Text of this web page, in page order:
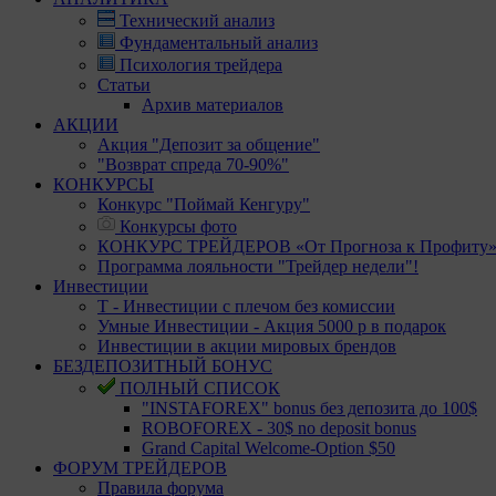
Технический анализ
Фундаментальный анализ
Психология трейдера
Статьи
Архив материалов
АКЦИИ
Акция "Депозит за общение"
"Возврат спреда 70-90%"
КОНКУРСЫ
Конкурс "Поймай Кенгуру"
Конкурсы фото
КОНКУРС ТРЕЙДЕРОВ «От Прогноза к Профиту»
Программа лояльности "Трейдер недели"!
Инвестиции
Т - Инвестиции с плечом без комиссии
Умные Инвестиции - Акция 5000 р в подарок
Инвестиции в акции мировых брендов
БЕЗДЕПОЗИТНЫЙ БОНУС
ПОЛНЫЙ СПИСОК
"INSTAFOREX" bonus без депозита до 100$
ROBOFOREX - 30$ no deposit bonus
Grand Capital Welcome-Option $50
ФОРУМ ТРЕЙДЕРОВ
Правила форума